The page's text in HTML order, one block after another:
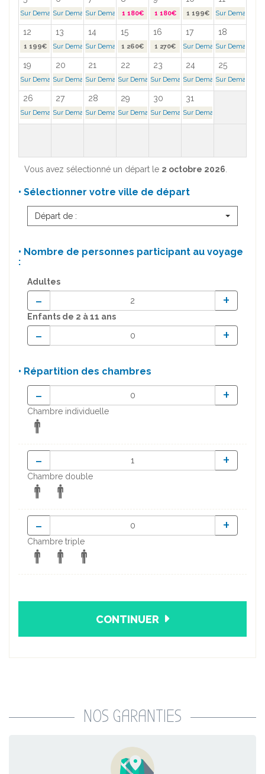
Sur Demande >Sur Demande >Sur Demande >1 180€ 1 180€ 1 199€ Sur Demande >
12 13 14 15 16 17 18
1 199€ Sur Demande >Sur Demande >1 260€ 1 270€ Sur Demande >Sur Demande >
19 20 21 22 23 24 25
Sur Demande >Sur Demande >Sur Demande >Sur Demande >Sur Demande >Sur Demande >Sur Demande >
26 27 28 29 30 31
Sur Demande >Sur Demande >Sur Demande >Sur Demande >Sur Demande >Sur Demande >
Vous avez sélectionné un départ le 2 octobre 2026.
• Sélectionner votre ville de départ
Départ de :
• Nombre de personnes participant au voyage
:
Adultes
- +
Enfants de 2 à 11 ans
- +
• Répartition des chambres
- +
Chambre individuelle
- +
Chambre double
- +
Chambre triple
CONTINUER
NOS GARANTIES